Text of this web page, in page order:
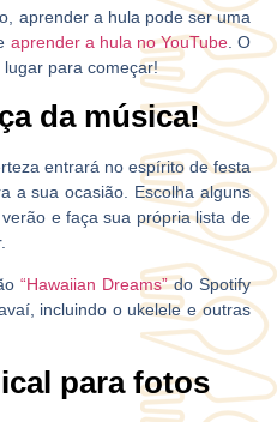
aprender a hula pode ser uma
aprender a hula no YouTube. O
lugar para começar!
da música!
entrará no espírito de festa
a sua ocasião. Escolha alguns
e faça sua própria lista de
“Hawaiian Dreams”do Spotify
incluindo o ukelele e outras
para fotos